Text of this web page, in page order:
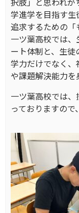
学進学を目指す生
追求するための「
一ツ葉高校では
ート体制と、生徒
学力だけでなく
や課題解決能力を
一ツ葉高校では
っておりますので